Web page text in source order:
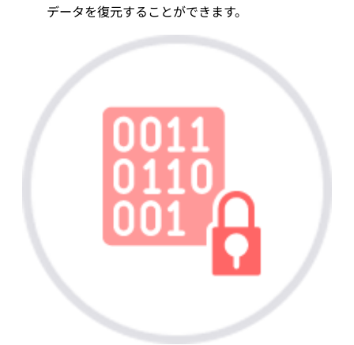
データを復元することができます。